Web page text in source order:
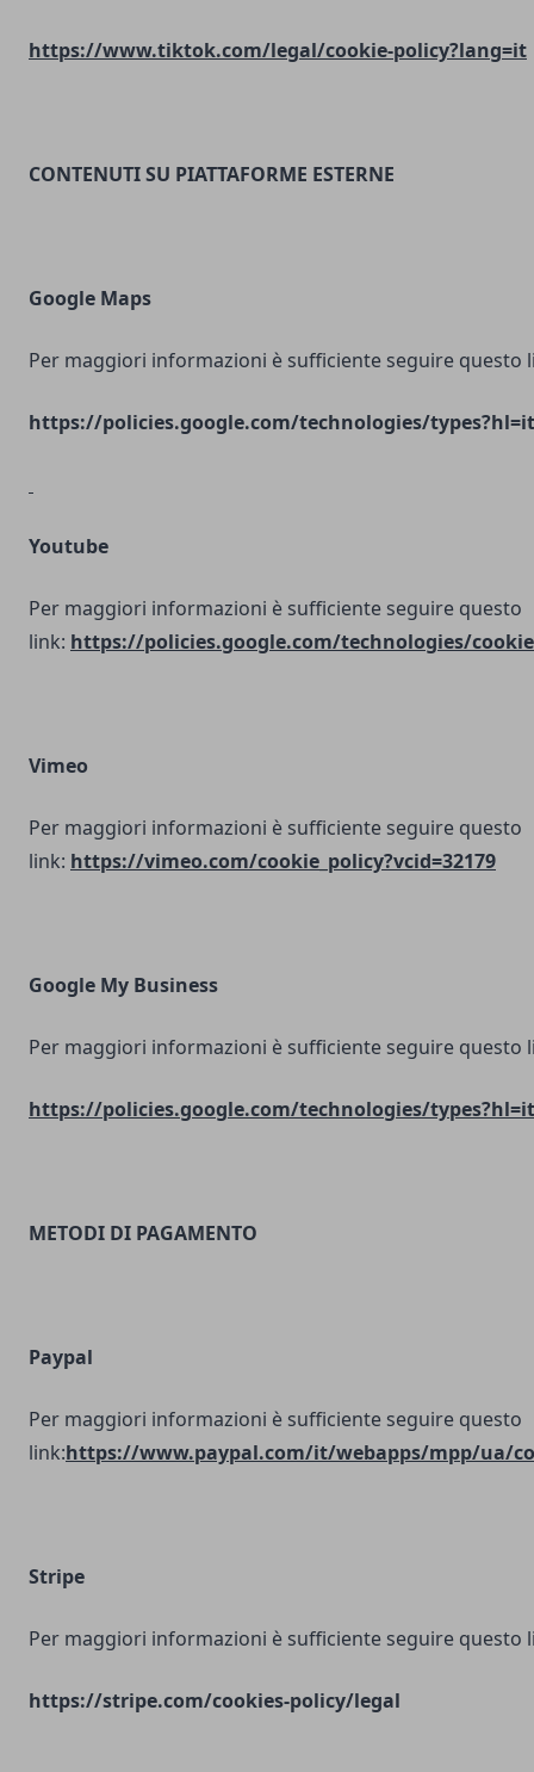
https://www.tiktok.com/legal/cookie-policy?lang=it
CONTENUTI SU PIATTAFORME ESTERNE
Google Maps
Per maggiori informazioni è sufficiente seguire questo
https://policies.google.com/technologies/types?hl=it
Youtube
Per maggiori informazioni è sufficiente seguire questo
link: https://policies.google.com/technologies/
Vimeo
Per maggiori informazioni è sufficiente seguire questo
link: https://vimeo.com/cookie_policy?vcid=32179
Google My Business
Per maggiori informazioni è sufficiente seguire questo
https://policies.google.com/technologies/types?hl=it
METODI DI PAGAMENTO
Paypal
Per maggiori informazioni è sufficiente seguire questo
link:https://www.paypal.com/it/webapps/mpp/ua/
Stripe
Per maggiori informazioni è sufficiente seguire questo
https://stripe.com/cookies-policy/legal